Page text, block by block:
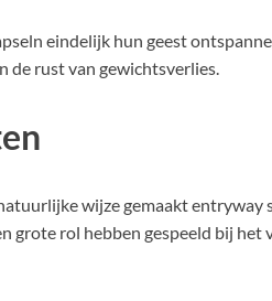
eindelijk hun geest
de rust van gewichtsverlies.
wijze gemaakt entryway
grote rol hebben gespeeld bij het